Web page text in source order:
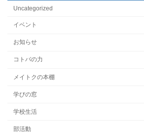
Uncategorized
イベント
お知らせ
コトバの力
メイトクの本棚
学びの窓
学校生活
部活動